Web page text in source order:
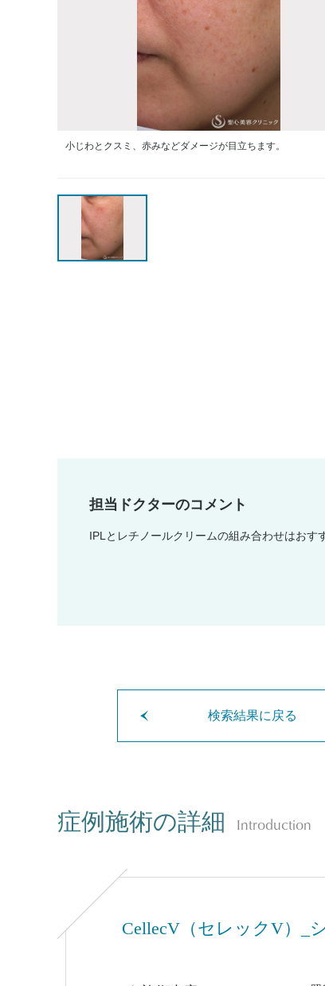
小じわとクスミ、赤みなどダメージが目立ちます。
担当ドクターのコメント
IPLとレチノールクリームの組み合わせはおす
検索結果に戻る
症例施術の詳細 Introduction
CellecV（セレックV）_